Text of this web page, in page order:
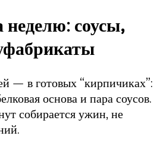
неделю: соусы,
— в готовых “кирпичиках”:
основа и пара соусов.
собирается ужин, не